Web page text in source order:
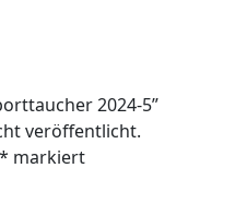
2024-5”
veröffentlicht.
* markiert